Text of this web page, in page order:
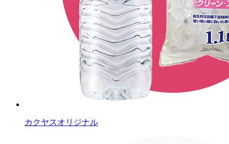
カクヤスオリジナル